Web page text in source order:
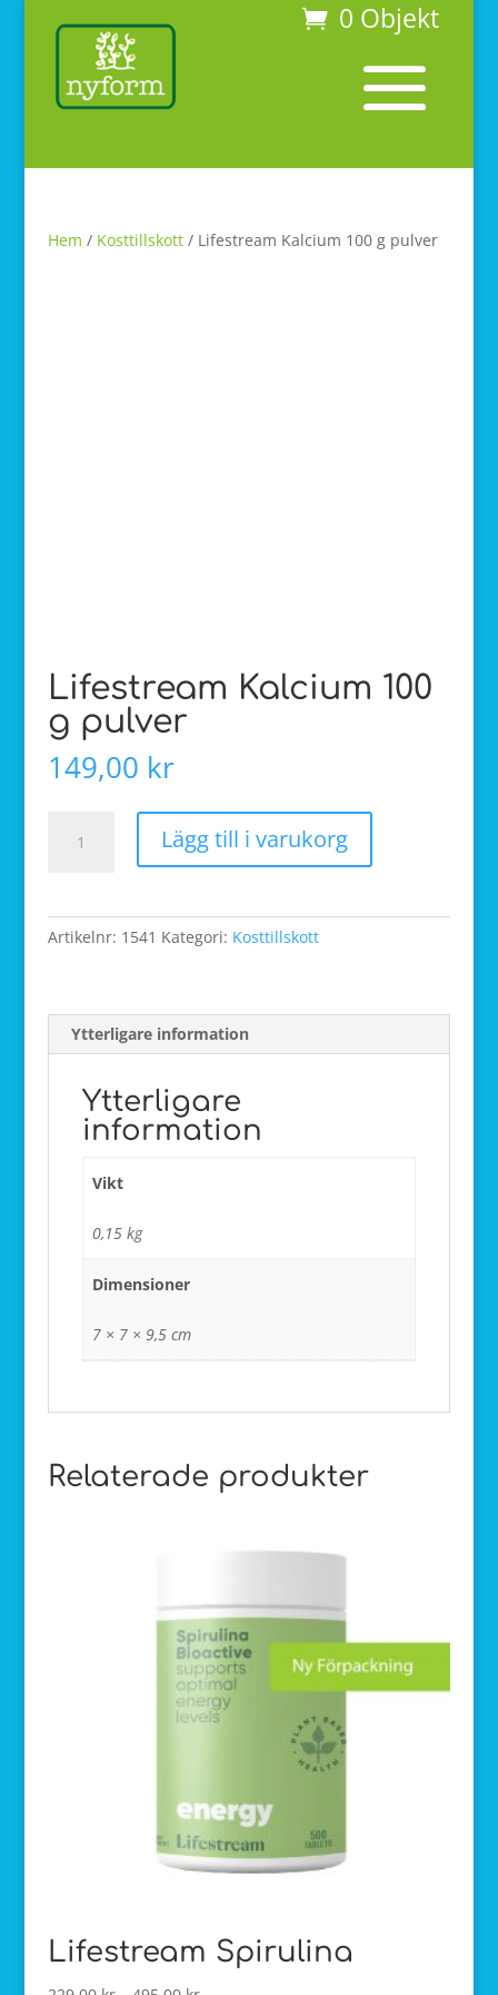
0 Objekt
Hem / Kosttillskott/ Lifestream Kalcium 100 g pulver
Lifestream Kalcium 100
g pulver
149,00 kr
Kalcium
pulver
Lägg till i varukorg
Artikelnr: 1541 Kategori: Kosttillskott
Ytterligare information
Ytterligare
information
Vikt
0,15 kg
Dimensioner
7 × 7 × 9,5 cm
Relaterade produkter
Lifestream Spirulina